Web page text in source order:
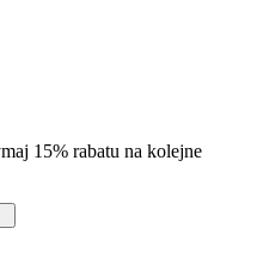
15% rabatu na kolejne